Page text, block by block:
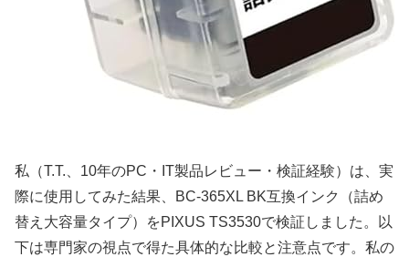
私（T.T.、10年のPC・IT製品レビュー・検証経験）は、実
際に使用してみた結果、BC-365XL BK互換インク（詰め
替え大容量タイプ）をPIXUS TS3530で検証しました。以
下は専門家の視点で得た具体的な比較と注意点です。私の